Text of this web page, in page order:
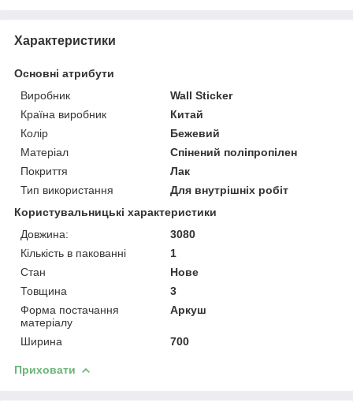
Характеристики
Основні атрибути
Виробник
Wall Sticker
Країна виробник
Китай
Колір
Бежевий
Матеріал
Спінений поліпропілен
Покриття
Лак
Тип використання
Для внутрішніх робіт
Користувальницькі характеристики
Довжина:
3080
Кількість в пакованні
1
Стан
Нове
Товщина
3
Форма постачання
матеріалу
Аркуш
Ширина 700
Приховати